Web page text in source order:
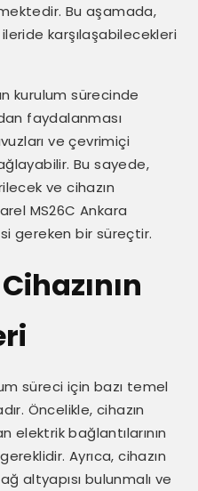
Bu aşamada,
ileride karşılaşabilecekleri
kurulum sürecinde
faydalanması
ve çevrimiçi
Bu sayede,
ve cihazın
MS26C Ankara
gereken bir süreçtir.
süreci için bazı temel
Öncelikle, cihazın
elektrik bağlantılarının
Ayrıca, cihazın
altyapısı bulunmalı ve